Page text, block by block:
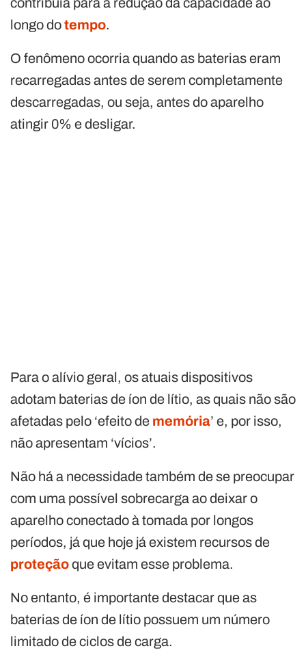
longo dotempo.
O fenômeno ocorria quando as baterias eram
recarregadas antes de serem completamente
descarregadas, ou seja, antes do aparelho
atingir 0% e desligar.
Para o alívio geral, os atuais dispositivos
adotam baterias de íon de lítio, as quais não são
afetadas pelo ‘efeito de memória’ e, por isso,
não apresentam ‘vícios’.
Não há a necessidade também de se preocupar
com uma possível sobrecarga ao deixar o
aparelho conectado à tomada por longos
períodos, já que hoje já existem recursos de
proteçãoque evitam esse problema.
No entanto, é importante destacar que as
baterias de íon de lítio possuem um número
limitado de ciclos de carga.